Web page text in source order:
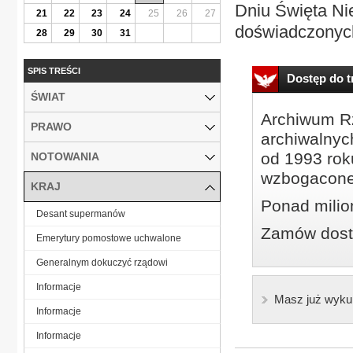
Dniu Święta
Dostęp do
Archiwum
od 1993
Ponad
Zamów
Masz już
21
22 23 24 25 26
27
28
29 30 31
SPIS TREŚCI
ŚWIAT
PRAWO
NOTOWANIA
KRAJ
Desant supermanów
Emerytury pomostowe uchwalone
Generalnym dokuczyć rządowi
Informacje
Informacje
Informacje